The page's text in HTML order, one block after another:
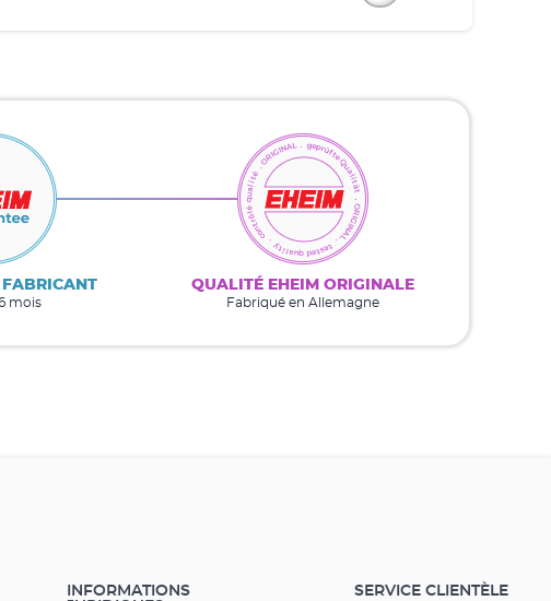
mois
QUALITÉ EHEIM ORIGINALE
Fabriqué en Allemagne
INFORMATIONS
SERVICE CLIENTÈLE